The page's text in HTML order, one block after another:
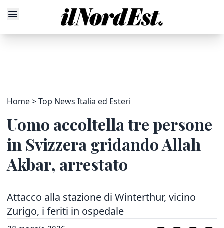
Home Top News Italia ed Esteri
Uomo accoltella tre persone
in Svizzera gridando Allah
Akbar, arrestato
Attacco alla stazione di Winterthur, vicino
Zurigo, i feriti in ospedale